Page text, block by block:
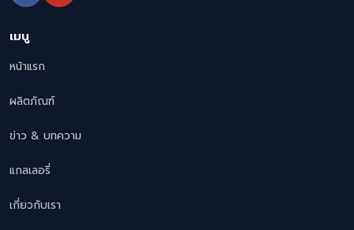
เมนู
หน้าแรก
ผลิตภัณฑ์
ข่าว & บทความ
แกลเลอรี่
เกี่ยวกับเรา